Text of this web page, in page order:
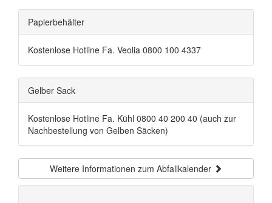
Papierbehälter
Kostenlose Hotline Fa. Veolia 0800 100 4337
Gelber Sack
Kostenlose Hotline Fa. Kühl 0800 40 200 40 (auch zur
Nachbestellung von Gelben Säcken)
Weitere Informationen zum Abfallkalender